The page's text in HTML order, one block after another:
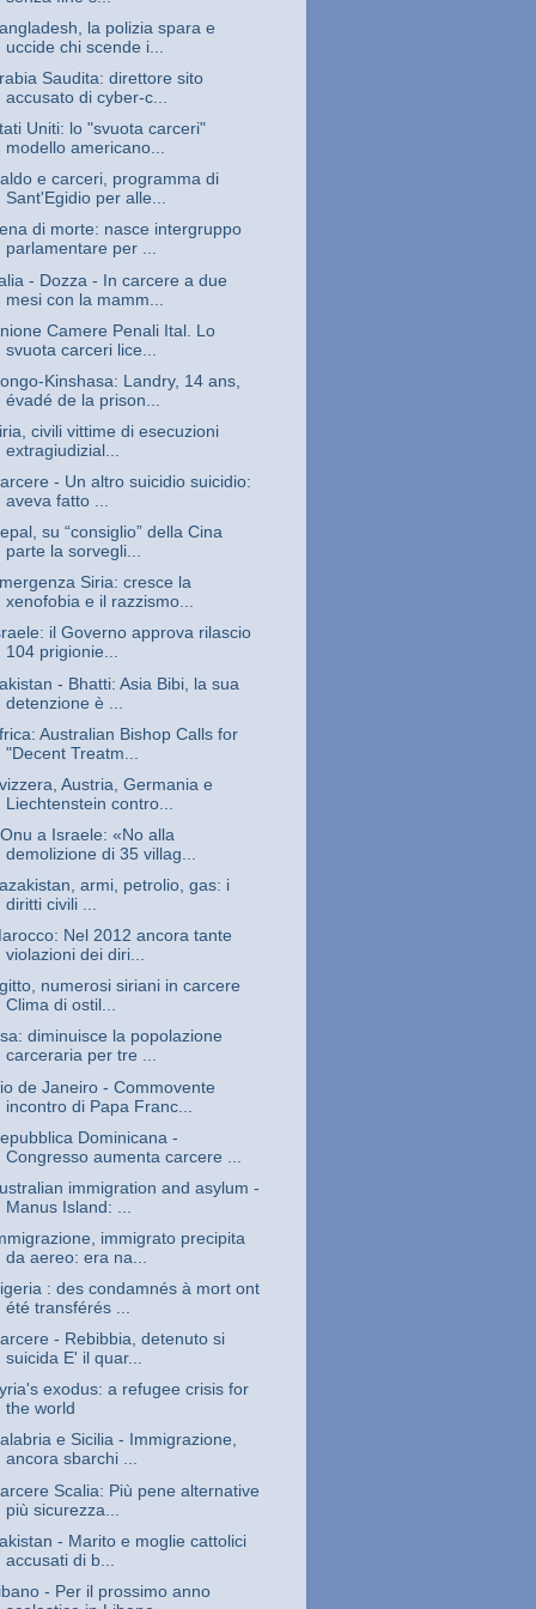
la polizia spara e
uccide chi scende i...
Saudita: direttore sito
accusato di cyber-c...
Uniti: lo "svuota carceri"
modello americano...
e carceri, programma di
Sant'Egidio per alle...
di morte: nasce intergruppo
parlamentare per ...
- Dozza - In carcere a due
mesi con la mamm...
Camere Penali Ital. Lo
svuota carceri lice...
Kinshasa: Landry, 14 ans,
évadé de la prison...
civili vittime di esecuzioni
extragiudizial...
- Un altro suicidio suicidio:
aveva fatto ...
su “consiglio” della Cina
parte la sorvegli...
Siria: cresce la
xenofobia e il razzismo...
il Governo approva rilascio
104 prigionie...
- Bhatti: Asia Bibi, la sua
detenzione è ...
Australian Bishop Calls for
"Decent Treatm...
Austria, Germania e
Liechtenstein contro...
a Israele: «No alla
demolizione di 35 villag...
armi, petrolio, gas: i
diritti civili ...
Nel 2012 ancora tante
violazioni dei diri...
numerosi siriani in carcere
Clima di ostil...
diminuisce la popolazione
carceraria per tre ...
de Janeiro - Commovente
incontro di Papa Franc...
Dominicana -
Congresso aumenta carcere ...
immigration and asylum -
Manus Island: ...
immigrato precipita
da aereo: era na...
: des condamnés à mort ont
été transférés ...
- Rebibbia, detenuto si
suicida E' il quar...
exodus: a refugee crisis for
the world
e Sicilia - Immigrazione,
ancora sbarchi ...
Scalia: Più pene alternative
più sicurezza...
- Marito e moglie cattolici
accusati di b...
- Per il prossimo anno